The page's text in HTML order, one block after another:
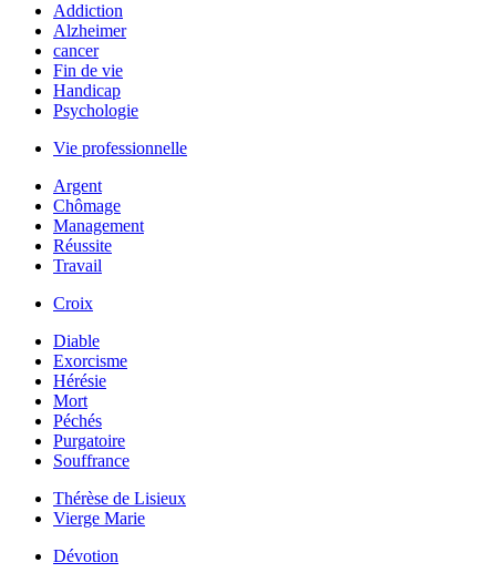
Addiction
Alzheimer
cancer
Fin de vie
Handicap
Psychologie
Vie professionnelle
Argent
Chômage
Management
Réussite
Travail
Croix
Diable
Exorcisme
Hérésie
Mort
Péchés
Purgatoire
Souffrance
Thérèse de Lisieux
Vierge Marie
Dévotion